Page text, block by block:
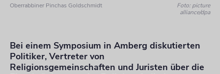
Oberrabbiner Pinchas Goldschmidt
Foto: picture
alliance/dpa
Bei einem Symposium in Amberg diskutierten
Politiker, Vertreter von
Religionsgemeinschaften und Juristen über die